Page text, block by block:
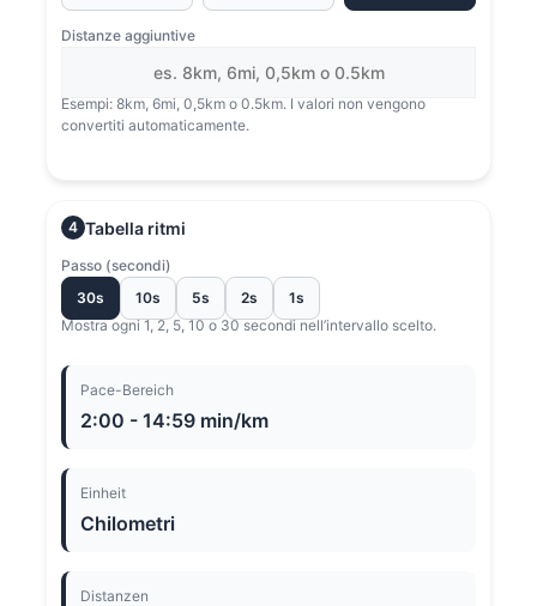
Distanze aggiuntive
Esempi: 8km, 6mi, 0,5km o 0.5km. I valori non vengono
convertiti automaticamente.
4 Tabella ritmi
Passo (secondi)
30s
10s 5s 2s
1s
Mostra ogni 1, 2, 5, 10 o 30 secondi nell’intervallo scelto.
Pace-Bereich
2:00 - 14:59 min/km
Einheit
Chilometri
Distanzen